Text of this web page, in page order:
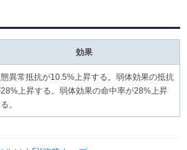
効果
異常抵抗が10.5%上昇する。弱体効果の抵抗
上昇する。弱体効果の命中率が28%上昇
。